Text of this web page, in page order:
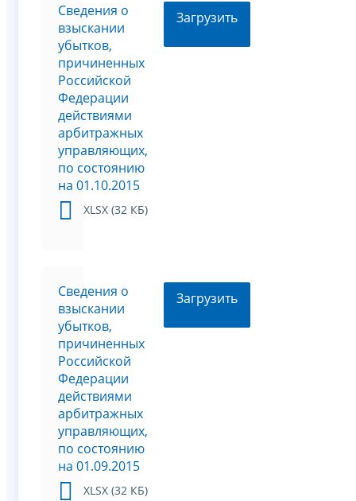
Сведения о
взыскании
убытков,
причиненных
Российской
Федерации
действиями
арбитражных
управляющих,
по состоянию
на 01.10.2015
XLSX (32 КБ)
Загрузить
Сведения о
взыскании
убытков,
причиненных
Российской
Федерации
действиями
арбитражных
управляющих,
по состоянию
на 01.09.2015
XLSX (32 КБ)
Загрузить